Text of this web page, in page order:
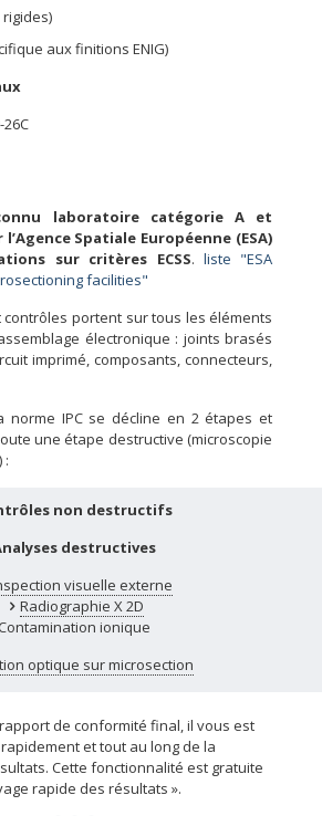
rigides)
aux finitions ENIG)
26C
laboratoire catégorie A et
Spatiale Européenne (ESA)
sur critères ECSS. liste "ESA
facilities"
contrôles portent sur tous les éléments
électronique : joints brasés
imprimé, composants, connecteurs,
norme IPC se décline en 2 étapes et
une étape destructive (microscopie
:
non destructifs
destructives
visuelle externe
Radiographie X 2D
ionique
optique sur microsection
de conformité final, il vous est
et tout au long de la
Cette fonctionnalité est gratuite
rapide des résultats ».